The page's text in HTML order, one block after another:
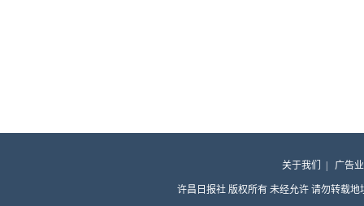
关于我们 广告
许昌日报社 版权所有 未经允许 请勿转载地